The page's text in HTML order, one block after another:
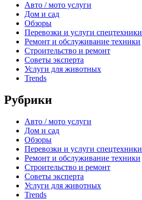
Авто / мото услуги
Дом и сад
Обзоры
Перевозки и услуги спецтехники
Ремонт и обслуживание техники
Строительство и ремонт
Советы эксперта
Услуги для животных
Trends
Рубрики
Авто / мото услуги
Дом и сад
Обзоры
Перевозки и услуги спецтехники
Ремонт и обслуживание техники
Строительство и ремонт
Советы эксперта
Услуги для животных
Trends